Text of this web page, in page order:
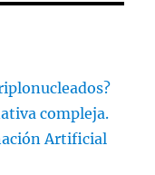
compleja.
Artificial